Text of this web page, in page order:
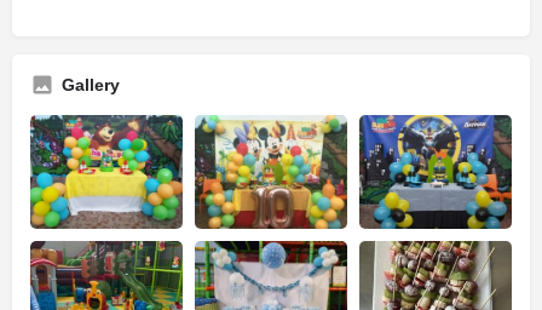
Gallery